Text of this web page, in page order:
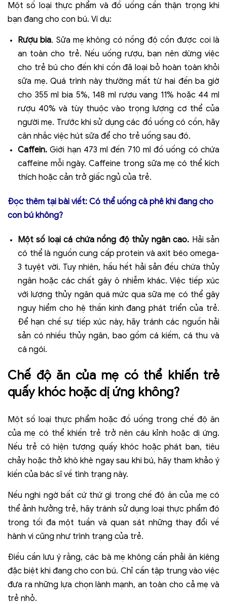
Một số loại thực phẩm và đồ uống cần thận trọng khi
bạn đang cho con bú. Ví dụ:
Rượu bia. Sữa mẹ không có nồng độ cồn được coi là
an toàn cho trẻ. Nếu uống rượu, bạn nên dừng việc
cho trẻ bú cho đến khi cồn đã loại bỏ hoàn toàn khỏi
sữa mẹ. Quá trình này thường mất từ ​​​​hai đến ba giờ
cho 355 ml bia 5%, 148 ml rượu vang 11% hoặc 44 ml
rượu 40% và tùy thuộc vào trọng lượng cơ thể của
người mẹ. Trước khi sử dụng các đồ uống có cồn, hãy
cân nhắc việc hút sữa để cho trẻ uống sau đó.
Caffein. Giới hạn 473 ml đến 710 ml đồ uống có chứa
caffeine mỗi ngày. Caffeine trong sữa mẹ có thể kích
thích hoặc cản trở giấc ngủ của trẻ.
Đọc thêm tại bài viết: Có thể uống cà phê khi đang cho
con bú không?
Một số loại cá chứa nồng độ thủy ngân cao. Hải sản
có thể là nguồn cung cấp protein và axit béo omega-
3 tuyệt vời. Tuy nhiên, hầu hết hải sản đều chứa thủy
ngân hoặc các chất gây ô nhiễm khác. Việc tiếp xúc
với lượng thủy ngân quá mức qua sữa mẹ có thể gây
nguy hiểm cho hệ thần kinh đang phát triển của trẻ.
Để hạn chế sự tiếp xúc này, hãy tránh các nguồn hải
sản có nhiều thủy ngân, bao gồm cá kiếm, cá thu và
cá ngói.
Chế độ ăn của mẹ có thể khiến trẻ
quấy khóc hoặc dị ứng không?
Một số loại thực phẩm hoặc đồ uống trong chế độ ăn
của mẹ có thể khiến trẻ trở nên cáu kỉnh hoặc dị ứng.
Nếu trẻ có hiện tượng quấy khóc hoặc phát ban, tiêu
chảy hoặc thở khò khè ngay sau khi bú, hãy tham khảo ý
kiến ​​của bác sĩ về tình trạng này.
Nếu nghi ngờ bất cứ thứ gì trong chế độ ăn của mẹ có
thể ảnh hưởng trẻ, hãy tránh sử dụng loại thực phẩm đó
trong tối đa một tuần và quan sát những thay đổi về
hành vi cũng như trình trạng của trẻ.
Điều cần lưu ý rằng, các bà mẹ không cần phải ăn kiêng
đặc biệt khi đang cho con bú. Chỉ cần tập trung vào việc
đưa ra những lựa chọn lành mạnh, an toàn cho cả mẹ và
trẻ nhỏ.